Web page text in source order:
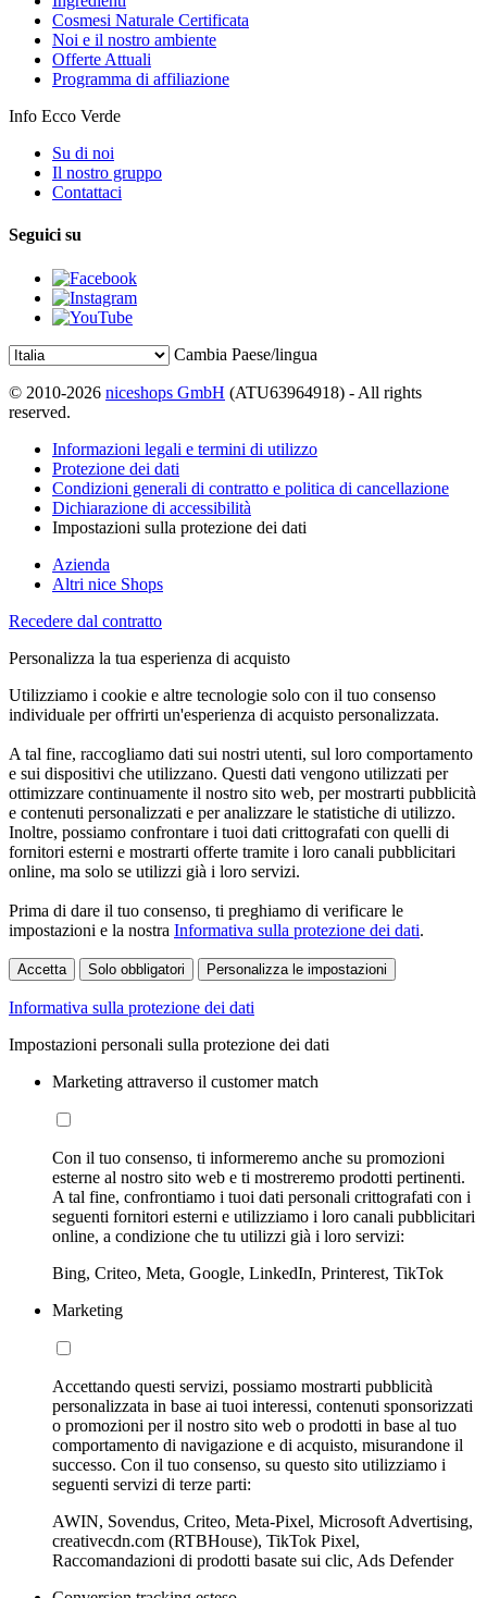
Cosmesi Naturale Certificata
Noi e il nostro ambiente
Offerte Attuali
Programma di affiliazione
Info Ecco Verde
Su di noi
Il nostro gruppo
Contattaci
Seguici su
Cambia Paese/lingua
© 2010-2026 niceshops GmbH (ATU63964918) - All rights
reserved.
Informazioni legali e termini di utilizzo
Protezione dei dati
Condizioni generali di contratto e politica di cancellazione
Dichiarazione di accessibilità
Impostazioni sulla protezione dei dati
Azienda
Altri nice Shops
Recedere dal contratto
Personalizza la tua esperienza di acquisto
Utilizziamo i cookie e altre tecnologie solo con il tuo consenso
individuale per offrirti un'esperienza di acquisto personalizzata.
A tal fine, raccogliamo dati sui nostri utenti, sul loro comportamento
e sui dispositivi che utilizzano. Questi dati vengono utilizzati per
ottimizzare continuamente il nostro sito web, per mostrarti pubblicità
e contenuti personalizzati e per analizzare le statistiche di utilizzo.
Inoltre, possiamo confrontare i tuoi dati crittografati con quelli di
fornitori esterni e mostrarti offerte tramite i loro canali pubblicitari
online, ma solo se utilizzi già i loro servizi.
Prima di dare il tuo consenso, ti preghiamo di verificare le
impostazioni e la nostra Informativa sulla protezione dei dati.
Accetta Solo obbligatori Personalizza le impostazioni
Informativa sulla protezione dei dati
Impostazioni personali sulla protezione dei dati
Marketing attraverso il customer match
Con il tuo consenso, ti informeremo anche su promozioni
esterne al nostro sito web e ti mostreremo prodotti pertinenti.
A tal fine, confrontiamo i tuoi dati personali crittografati con i
seguenti fornitori esterni e utilizziamo i loro canali pubblicitari
online, a condizione che tu utilizzi già i loro servizi:
Bing, Criteo, Meta, Google, LinkedIn, Printerest, TikTok
Marketing
Accettando questi servizi, possiamo mostrarti pubblicità
personalizzata in base ai tuoi interessi, contenuti sponsorizzati
o promozioni per il nostro sito web o prodotti in base al tuo
comportamento di navigazione e di acquisto, misurandone il
successo. Con il tuo consenso, su questo sito utilizziamo i
seguenti servizi di terze parti:
AWIN, Sovendus, Criteo, Meta-Pixel, Microsoft Advertising,
creativecdn.com (RTBHouse), TikTok Pixel,
Raccomandazioni di prodotti basate sui clic, Ads Defender